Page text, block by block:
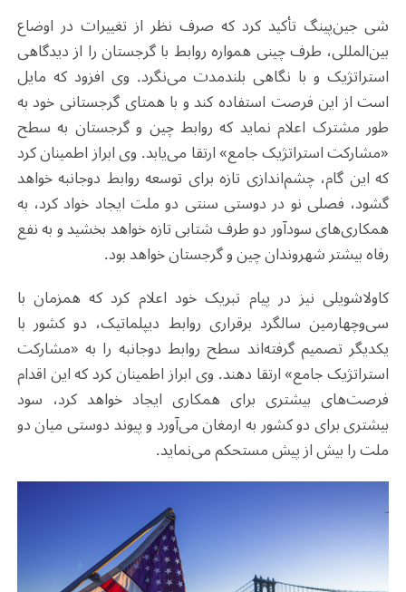
شی جین‌پینگ تأکید کرد که صرف نظر از تغییرات در اوضاع
بین‌المللی، طرف چینی همواره روابط با گرجستان را از دیدگاهی
استراتژیک و با نگاهی بلندمدت می‌نگرد. وی افزود که مایل
است از این فرصت استفاده کند و با همتای گرجستانی خود به
طور مشترک اعلام نماید که روابط چین و گرجستان به سطح
«مشارکت استراتژیک جامع» ارتقا می‌یابد. وی ابراز اطمینان کرد
که این گام، چشم‌اندازی تازه برای توسعه روابط دوجانبه خواهد
گشود، فصلی نو در دوستی سنتی دو ملت ایجاد خواد کرد، به
همکاری‌های سودآور دو طرف شتابی تازه خواهد بخشید و به نفع
رفاه بیشتر شهروندان چین و گرجستان خواهد بود.
کاولاشویلی نیز در پیام تبریک خود اعلام کرد که همزمان با
سی‌وچهارمین سالگرد برقراری روابط دیپلماتیک، دو کشور با
یکدیگر تصمیم گرفته‌اند سطح روابط دوجانبه را به «مشارکت
استراتژیک جامع» ارتقا دهند. وی ابراز اطمینان کرد که این اقدام
فرصت‌های بیشتری برای همکاری ایجاد خواهد کرد، سود
بیشتری برای دو کشور به ارمغان می‌آورد و پیوند دوستی میان دو
ملت را بیش از پیش مستحکم می‌نماید.